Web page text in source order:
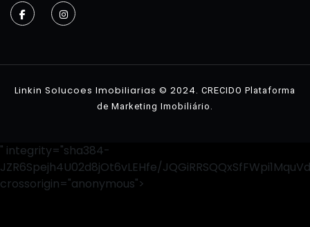
Linkin Solucoes Imobiliarias © 2024. CRECIDO Plataforma
de Marketing Imobiliário .
" integrity="sha384-
JZR6Spejh4U02d8jOt6vLEHfe/
crossorigin="anonymous">